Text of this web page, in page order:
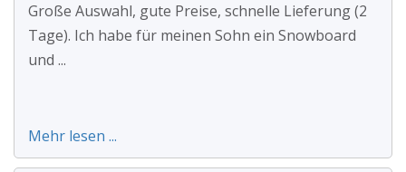
Große Auswahl, gute Preise, schnelle Lieferung (2
Tage). Ich habe für meinen Sohn ein Snowboard
und ...
Mehr lesen ...